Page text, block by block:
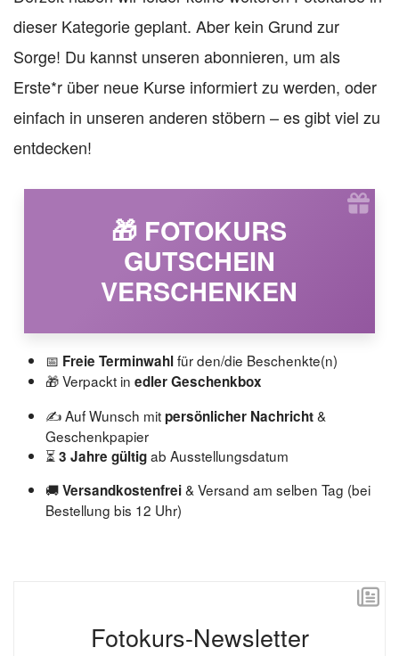
dieser Kategorie geplant. Aber kein Grund zur
Sorge! Du kannst unseren abonnieren, um als
Erste*r über neue Kurse informiert zu werden, oder
einfach in unseren anderen stöbern – es gibt viel zu
entdecken!
🎁 FOTOKURS
GUTSCHEIN
VERSCHENKEN
📅 Freie Terminwahlfür den/die Beschenkte(n)
🎁 Verpackt in edler Geschenkbox
✍️ Auf Wunsch mitpersönlicher Nachricht&
Geschenkpapier
⏳3 Jahre gültigab Ausstellungsdatum
🚚Versandkostenfrei& Versand am selben Tag (bei
Bestellung bis 12 Uhr)
Fotokurs-Newsletter